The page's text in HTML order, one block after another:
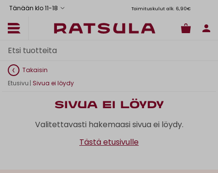
Tänään klo 11-18 Toimituskulut alk. 6,90€
Takaisin
Etusivu | Sivua ei löydy
Sivua ei löydy
Valitettavasti hakemaasi sivua ei löydy.
Tästä etusivulle